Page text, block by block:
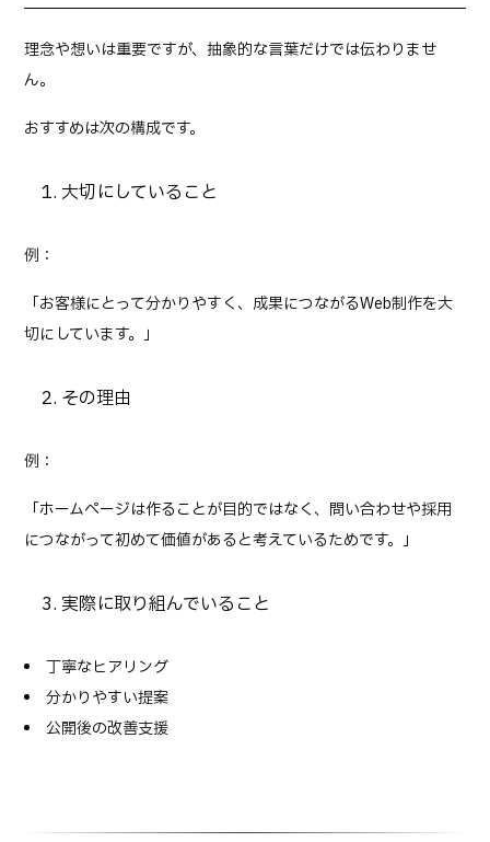
理念や想いは重要ですが、抽象的な言葉だけでは伝わりませ
ん。
おすすめは次の構成です。
1. 大切にしていること
例：
「お客様にとって分かりやすく、成果につながるWeb制作を大
切にしています。」
2. その理由
例：
「ホームページは作ることが目的ではなく、問い合わせや採用
につながって初めて価値があると考えているためです。」
3. 実際に取り組んでいること
丁寧なヒアリング
分かりやすい提案
公開後の改善支援